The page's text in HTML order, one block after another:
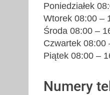
Poniedziałek
Wtorek 08:00 –
Środa 08:00 –
Czwartek 08:00
Piątek 08:00 –
Numery